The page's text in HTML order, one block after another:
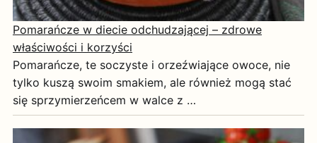
Pomarańcze w diecie odchudzającej – zdrowe
właściwości i korzyści
Pomarańcze, te soczyste i orzeźwiające owoce, nie
tylko kuszą swoim smakiem, ale również mogą stać
się sprzymierzeńcem w walce z …